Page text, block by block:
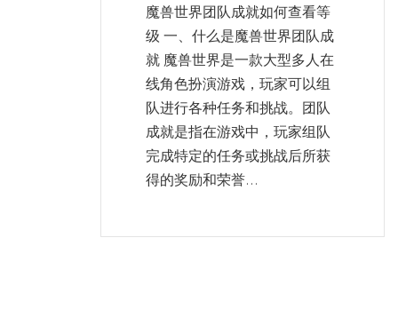
魔兽世界团队成就如何查看等
级 一、什么是魔兽世界团队成
就 魔兽世界是一款大型多人在
线角色扮演游戏，玩家可以组
队进行各种任务和挑战。团队
成就是指在游戏中，玩家组队
完成特定的任务或挑战后所获
得的奖励和荣誉...